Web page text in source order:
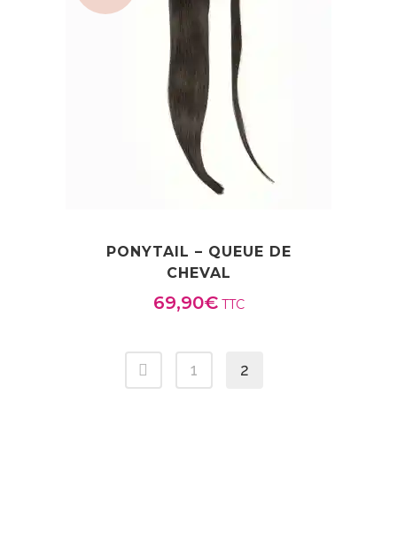
PONYTAIL – QUEUE DE
CHEVAL
69,90€ TTC
1 2